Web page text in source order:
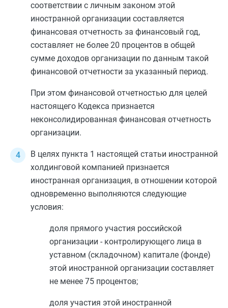
соответствии с личным законом этой
иностранной организации составляется
финансовая отчетность за финансовый год,
составляет не более 20 процентов в общей
сумме доходов организации по данным такой
финансовой отчетности за указанный период.
При этом финансовой отчетностью для целей
настоящего Кодекса признается
неконсолидированная финансовая отчетность
организации.
В целях пункта 1 настоящей статьи иностранной
холдинговой компанией признается
иностранная организация, в отношении которой
одновременно выполняются следующие
условия:
доля прямого участия российской
организации - контролирующего лица в
уставном (складочном) капитале (фонде)
этой иностранной организации составляет
не менее 75 процентов;
доля участия этой иностранной